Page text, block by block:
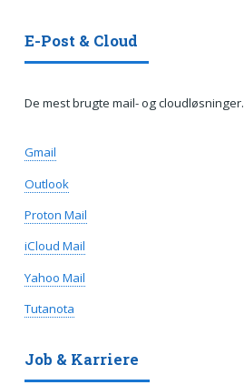
E-Post & Cloud
De mest brugte mail- og cloudløsninger.
Gmail
Outlook
Proton Mail
iCloud Mail
Yahoo Mail
Tutanota
Job & Karriere